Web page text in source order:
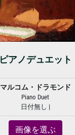
ピアノデュエット
マルコム・ドラモンド
Piano Duet
日付無し |
画像を選ぶ